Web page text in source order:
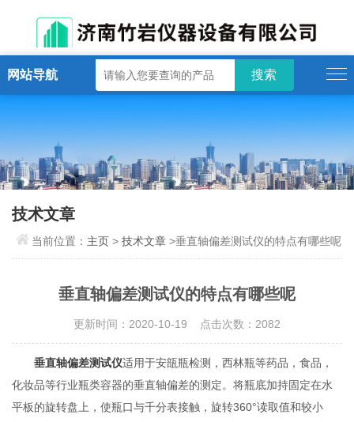
网站导航
技术文章
当前位置： 主页 >技术文章 >垂直轴偏差测试仪的特点有哪些呢
垂直轴偏差测试仪的特点有哪些呢
更新时间：2020-10-19 点击次数：2082
垂直轴偏差测试仪适用于安瓿瓶检测，西林瓶等药品，食品，
化妆品等行业瓶类容器的垂直轴偏差的测定。将瓶底加持固定在水
平板的旋转盘上，使瓶口与千分表接触，旋转360°读取值和较小